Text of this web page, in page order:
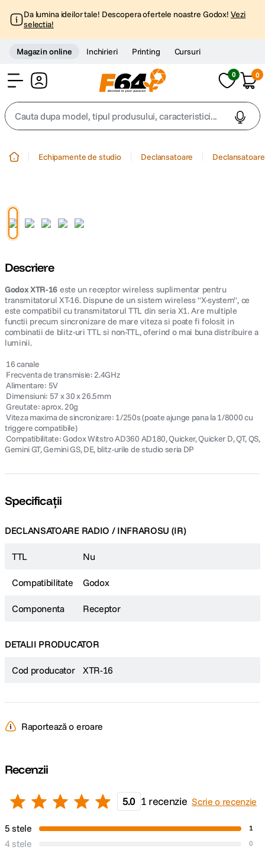
Da lumina ideilor tale! Descopera ofertele noastre Godox! Vezi
selectia!
Magazin online Inchirieri Printing Cursuri
0 0
Cauta dupa model, tipul produsului, caracteristici...
5. canon sx740 hs
6. lavaliera
7
8. dji mic mini
9. dji osmo
10 . insta 360
Echipamente de studio Declansatoare
Descriere
Godox XTR-16 este un receptor wireless suplimentar pentru
transmitatorul XT-16. Dispune de un sistem wireless "X-system", ce
este compatibil cu transmitatorul TTL din seria X1. Are multiple
functii precum sincronizare de mare viteza si poate fi folosit in
combinatii de blitz-uri TTL si non-TTL, oferind o mai buna distribuire a
luminii.
 16 canale
 Frecventa de transmisie: 2.4GHz
 Alimentare: 5V
 Dimensiuni: 57 x 30 x 26.5mm
 Greutate: aprox. 20g
 Viteza maxima de sincronizare: 1/250s (poate ajunge pana la 1/8000 cu
triggere compatibile)
 Compatibilitate: Godox Witstro AD360 AD180, Quicker, Quicker D, QT, QS,
Gemini GT, Gemini GS, DE, blitz-urile de studio seria DP
Specificații
DECLANSATOARE RADIO / INFRAROSU (IR)
TTL Nu
Compatibilitate Godox
Componenta Receptor
DETALII PRODUCATOR
Cod producator XTR-16
Raportează o eroare
Recenzii
5.0 1 recenzie Scrie o recenzie
5 stele 1
4 stele 0